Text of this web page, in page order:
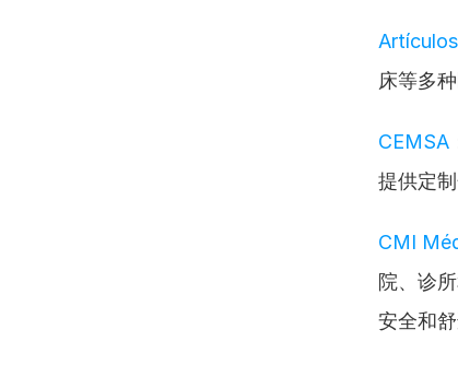
床等多
CEMSA
提供定
CMI
院、诊
安全和舒